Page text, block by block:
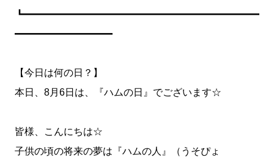
┗━━━━━━━━━━━━━━━━━━━━━━━━
━━━━━━━━━━
【今日は何の日？】
本日、8月6日は、『ハムの日』でございます☆
皆様、こんにちは☆
子供の頃の将来の夢は『ハムの人』（うそぴょ